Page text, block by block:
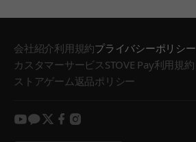
会社紹介利用規約プライバシーポリシー
カスタマーサービスSTOVE Pay利用規約
ストアゲーム返品ポリシー
youtube
kakao
twitter
facebook
instagram